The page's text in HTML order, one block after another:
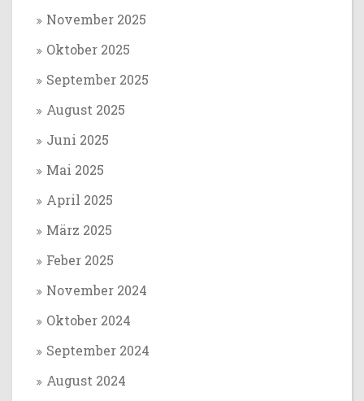
November 2025
Oktober 2025
September 2025
August 2025
Juni 2025
Mai 2025
April 2025
März 2025
Feber 2025
November 2024
Oktober 2024
September 2024
August 2024